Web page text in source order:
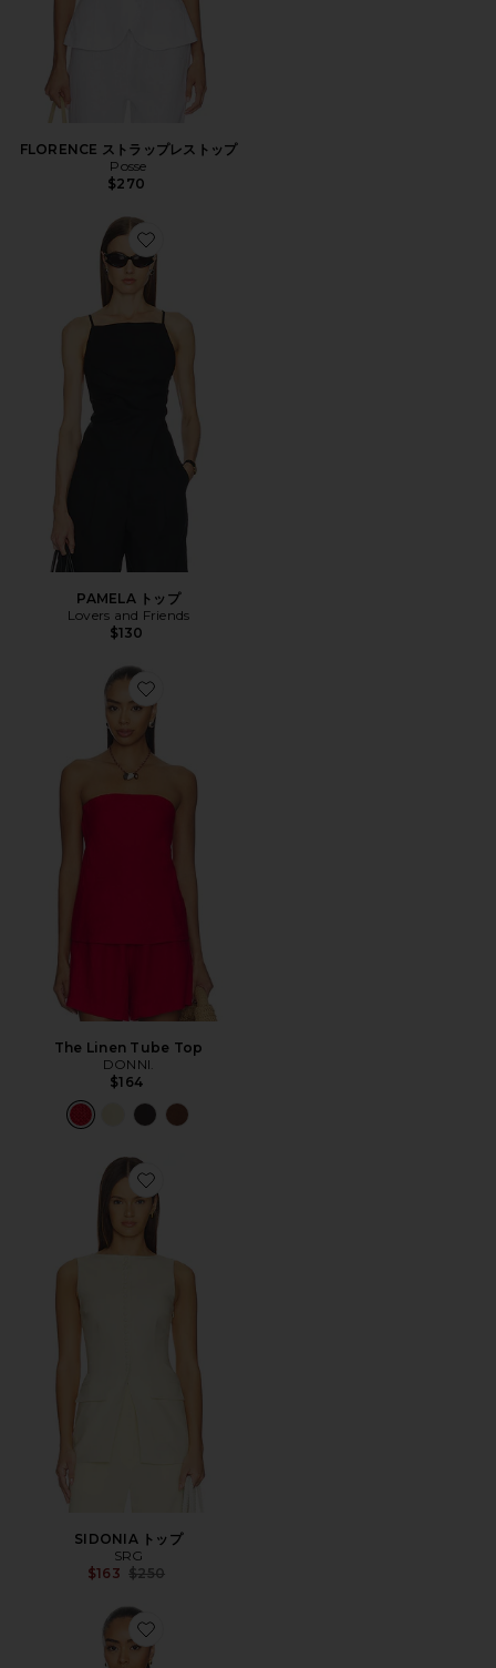
FLORENCE ストラップレストップ
Posse
$270
Favorite PAMELA トップ
PAMELA トップ
Lovers and Friends
$130
Favorite The Linen Tube Top
The Linen Tube Top
DONNI.
$164
Favorite SIDONIA トップ
SIDONIA トップ
SRG
$163 Previous price:
$250
Favorite SAMMY トップ